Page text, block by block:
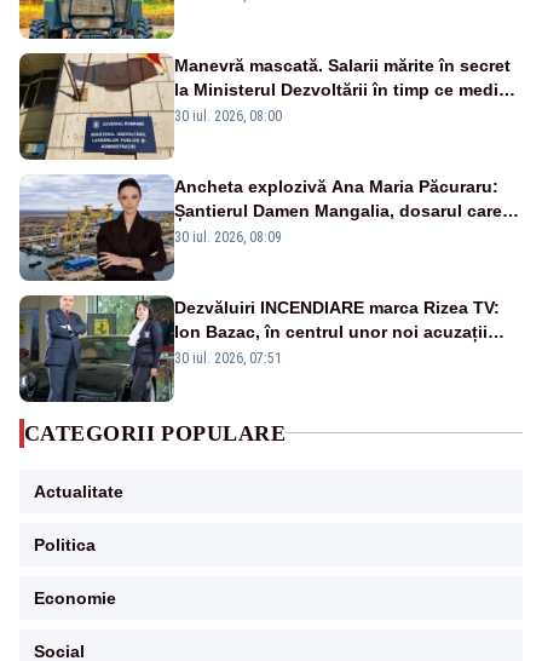
Manevră mascată. Salarii mărite în secret
la Ministerul Dezvoltării în timp ce medicii
ies în stradă
30 iul. 2026, 08:00
Ancheta explozivă Ana Maria Păcuraru:
Șantierul Damen Mangalia, dosarul care
scufundă apărarea României
30 iul. 2026, 08:09
Dezvăluiri INCENDIARE marca Rizea TV:
Ion Bazac, în centrul unor noi acuzații
publice
30 iul. 2026, 07:51
CATEGORII POPULARE
Actualitate
Politica
Economie
Social